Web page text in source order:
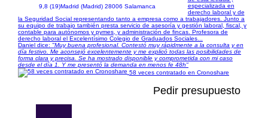
9,8 (19)Madrid (Madrid) 28006 Salamanca
especializada en
derecho laboral y de
la Seguridad Social representando tanto a empresa como a trabajadores. Junto a
su equipo de trabajo también presta servicio de asesoría y gestión laboral, fiscal, y
contable para autónomos y pymes, y administración de fincas. Profesora de
derecho laboral el Excelentísimo Colegio de Graduados Sociales...
Daniel dice: "Muy buena profesional. Contestó muy rápidmente a la consulta y en
día festivo. Me aconsejó excelentemente y me explicó todas las posibilidades de
forma clara y precisa. Se ha mostrado disponible y comprometida con mi caso
desde el día 1. Y me presentó la demanda en menos fe 48h"
58 veces contratado en Cronoshare
Pedir presupuesto